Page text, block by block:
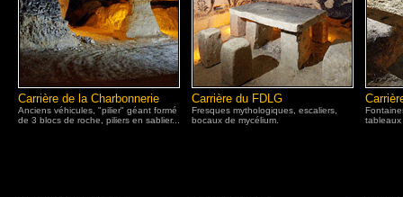
Carrière de la Charbonnerie
Anciens véhicules, "pilier" géant formé
de 3 blocs de roche, piliers en sablier...
Carrière du FDLG
Fresques mythologiques, escaliers,
bocaux de mycélium.
tableaux